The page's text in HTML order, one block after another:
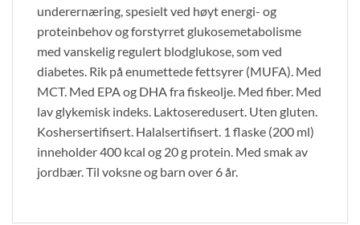
underernæring, spesielt ved høyt energi- og
proteinbehov og forstyrret glukosemetabolisme
med vanskelig regulert blodglukose, som ved
diabetes. Rik på enumettede fettsyrer (MUFA). Med
MCT. Med EPA og DHA fra fiskeolje. Med fiber. Med
lav glykemisk indeks. Laktoseredusert. Uten gluten.
Koshersertifisert. Halalsertifisert. 1 flaske (200 ml)
inneholder 400 kcal og 20 g protein. Med smak av
jordbær. Til voksne og barn over 6 år.